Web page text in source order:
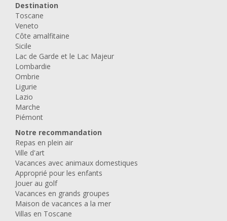
Destination
Toscane
Veneto
Côte amalfitaine
Sicile
Lac de Garde et le Lac Majeur
Lombardie
Ombrie
Ligurie
Lazio
Marche
Piémont
Notre recommandation
Repas en plein air
Ville d'art
Vacances avec animaux domestiques
Approprié pour les enfants
Jouer au golf
Vacances en grands groupes
Maison de vacances a la mer
Villas en Toscane